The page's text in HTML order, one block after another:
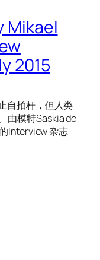
Mikael
2015
自拍杆，但人类
由模特Saskia de
Interview 杂志